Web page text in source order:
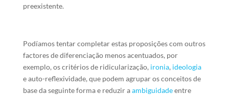
preexistente.
Podíamos tentar completar estas proposições com outros
factores de diferenciação menos acentuados, por
exemplo, os critérios de ridicularização, ironia, ideologia
e auto-reflexividade, que podem agrupar os conceitos de
base da seguinte forma e reduzir aambiguidadeentre